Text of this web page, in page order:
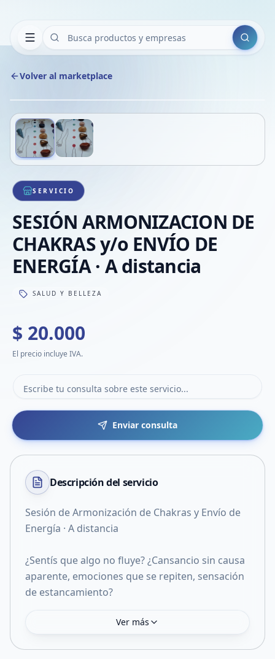
Buscar
Volver al marketplace
1/2
SERVICIO
SESIÓN ARMONIZACION DE
CHAKRAS y/o ENVÍO DE
ENERGÍA · A distancia
SALUD Y BELLEZA
$ 20.000
El precio incluye IVA.
Enviar consulta
Descripción del servicio
Sesión de Armonización de Chakras y Envío de
Energía · A distancia
¿Sentís que algo no fluye? ¿Cansancio sin causa
aparente, emociones que se repiten, sensación
de estancamiento?
Ver más